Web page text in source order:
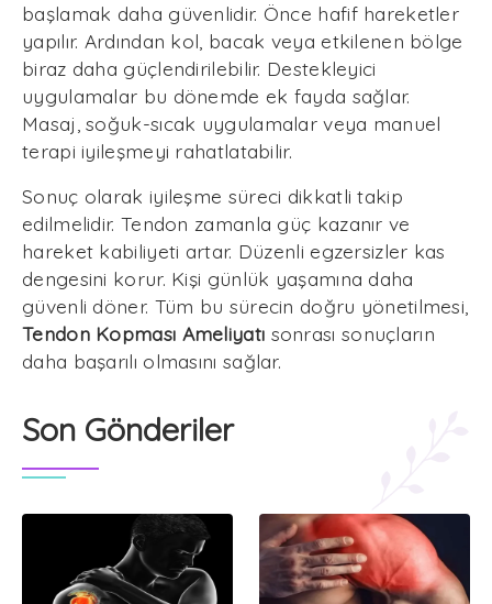
başlamak daha güvenlidir. Önce hafif hareketler
yapılır. Ardından kol, bacak veya etkilenen bölge
biraz daha güçlendirilebilir. Destekleyici
uygulamalar bu dönemde ek fayda sağlar.
Masaj, soğuk-sıcak uygulamalar veya manuel
terapi iyileşmeyi rahatlatabilir.
Sonuç olarak iyileşme süreci dikkatli takip
edilmelidir. Tendon zamanla güç kazanır ve
hareket kabiliyeti artar. Düzenli egzersizler kas
dengesini korur. Kişi günlük yaşamına daha
güvenli döner. Tüm bu sürecin doğru yönetilmesi,
Tendon Kopması Ameliyatı sonrası sonuçların
daha başarılı olmasını sağlar.
Son Gönderiler